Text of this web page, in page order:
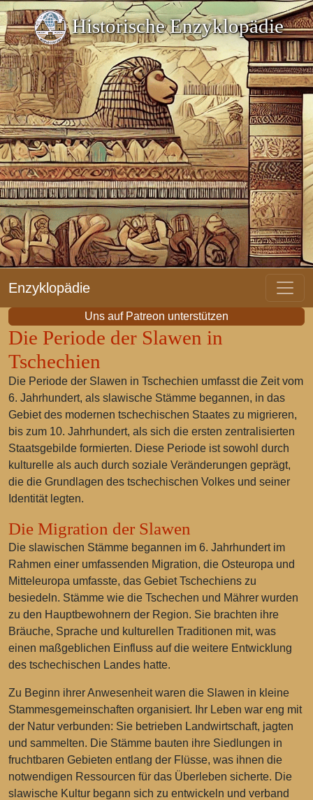
Historische Enzyklopädie
Enzyklopädie
Uns auf Patreon unterstützen
Die Periode der Slawen in
Tschechien
Die Periode der Slawen in Tschechien umfasst die Zeit vom
6. Jahrhundert, als slawische Stämme begannen, in das
Gebiet des modernen tschechischen Staates zu migrieren,
bis zum 10. Jahrhundert, als sich die ersten zentralisierten
Staatsgebilde formierten. Diese Periode ist sowohl durch
kulturelle als auch durch soziale Veränderungen geprägt,
die die Grundlagen des tschechischen Volkes und seiner
Identität legten.
Die Migration der Slawen
Die slawischen Stämme begannen im 6. Jahrhundert im
Rahmen einer umfassenden Migration, die Osteuropa und
Mitteleuropa umfasste, das Gebiet Tschechiens zu
besiedeln. Stämme wie die Tschechen und Mährer wurden
zu den Hauptbewohnern der Region. Sie brachten ihre
Bräuche, Sprache und kulturellen Traditionen mit, was
einen maßgeblichen Einfluss auf die weitere Entwicklung
des tschechischen Landes hatte.
Zu Beginn ihrer Anwesenheit waren die Slawen in kleine
Stammesgemeinschaften organisiert. Ihr Leben war eng mit
der Natur verbunden: Sie betrieben Landwirtschaft, jagten
und sammelten. Die Stämme bauten ihre Siedlungen in
fruchtbaren Gebieten entlang der Flüsse, was ihnen die
notwendigen Ressourcen für das Überleben sicherte. Die
slawische Kultur begann sich zu entwickeln und verband